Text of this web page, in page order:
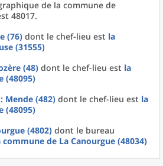
de la commune de
48017.
(76) dont le chef-lieu est la
(31555)
(48) dont le chef-lieu est la
(48095)
: Mende (482) dont le chef-lieu est la
(48095)
(4802) dont le bureau
commune de La Canourgue (48034)